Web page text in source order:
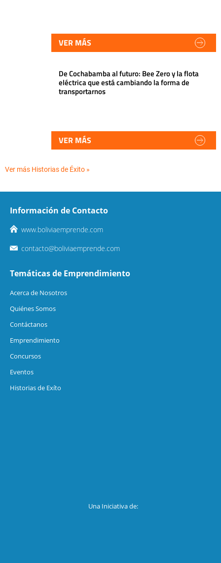
VER MÁS
De Cochabamba al futuro: Bee Zero y la flota
eléctrica que está cambiando la forma de
transportarnos
VER MÁS
Ver más Historias de Éxito »
Información de Contacto
www.boliviaemprende.com
contacto@boliviaemprende.com
Temáticas de Emprendimiento
Acerca de Nosotros
Quiénes Somos
Contáctanos
Emprendimiento
Concursos
Eventos
Historias de Exíto
Una Iniciativa de: